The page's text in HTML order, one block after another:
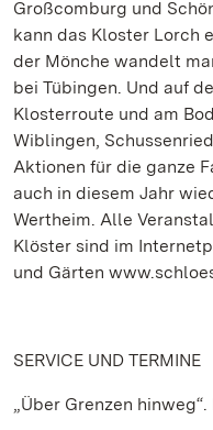
Großcomburg und
kann das Kloster Lorch
der Mönche wandelt
bei Tübingen. Und auf
Klosterroute und am
Wiblingen,
Aktionen für die ganze
auch in diesem Jahr
Wertheim. Alle
Klöster sind im
und Gärten
SERVICE UND TERMINE
„Über Grenzen